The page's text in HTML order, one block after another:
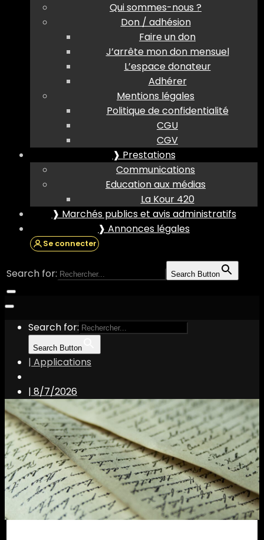
Qui sommes-nous ?
Don / adhésion
Faire un don
J’arrête mon don mensuel
L’espace donateur
Adhérer
Mentions légales
Politique de confidentialité
CGU
CGV
❱ Prestations
Communications
Education aux médias
La Kour 420
❱ Marchés publics et avis administratifs
❱ Annonces légales
Se connecter
Search for: Search Button
Search for:
Search Button
| Applications
| 8/7/2026